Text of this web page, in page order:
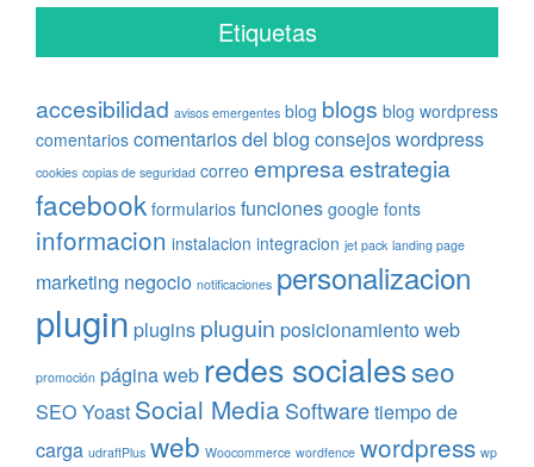
Etiquetas
accesibilidad avisos emergentes blog blogs blog wordpress
comentarios comentarios del blog consejos wordpress
cookies copias de seguridad correo empresaestrategia
facebook formularios funciones google fonts
informacion instalacion integracion jet pack landing page
marketing negocio notificaciones personalizacion
plugin plugins pluguin posicionamiento web
promoción página web redes socialesseo
SEO Yoast Social Media Softwaretiempo de
carga udraftPlus web Woocommerce wordfence wordpress wp